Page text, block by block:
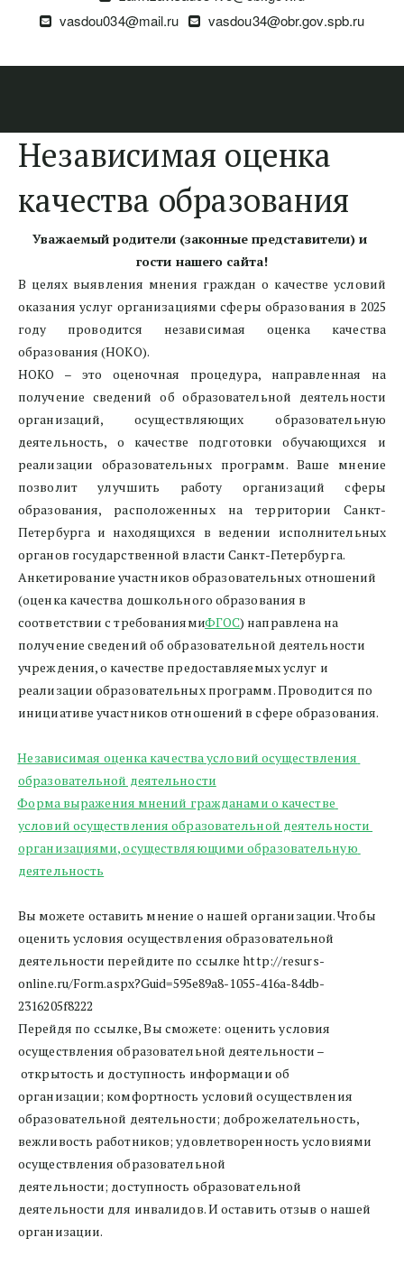
vasdou034@mail.ru
vasdou34@obr.gov.spb.ru
Независимая оценка
качества образования
Уважаемый родители (законные представители) и
гости нашего сайта!
В целях выявления мнения граждан о качестве условий
оказания услуг организациями сферы образования в 2025
году проводится независимая оценка качества
образования (НОКО).
НОКО – это оценочная процедура, направленная на
получение сведений об образовательной деятельности
организаций, осуществляющих образовательную
деятельность, о качестве подготовки обучающихся и
реализации образовательных программ. Ваше мнение
позволит улучшить работу организаций сферы
образования, расположенных на территории Санкт-
Петербурга и находящихся в ведении исполнительных
органов государственной власти Санкт-Петербурга.
Анкетирование участников образовательных отношений
(оценка качества дошкольного образования в
соответствии с требованиямиФГОС) направлена на
получение сведений об образовательной деятельности
учреждения, о качестве предоставляемых услуг и
реализации образовательных программ. Проводится по
инициативе участников отношений в сфере образования.
Независимая оценка качества условий осуществления
образовательной деятельности
Форма выражения мнений гражданами о качестве
условий осуществления образовательной деятельности
организациями, осуществляющими образовательную
деятельность
Вы можете оставить мнение о нашей организации. Чтобы
оценить условия осуществления образовательной
деятельности перейдите по ссылке http://resurs-
online.ru/Form.aspx?Guid=595e89a8-1055-416a-84db-
2316205f8222
Перейдя по ссылке, Вы сможете: оценить условия
осуществления образовательной деятельности –
открытость и доступность информации об
организации; комфортность условий осуществления
образовательной деятельности; доброжелательность,
вежливость работников; удовлетворенность условиями
осуществления образовательной
деятельности; доступность образовательной
деятельности для инвалидов. И оставить отзыв о нашей
организации.